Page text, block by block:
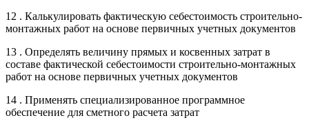
12 . Калькулировать фактическую себестоимость строительно-
монтажных работ на основе первичных учетных документов
13 . Определять величину прямых и косвенных затрат в
составе фактической себестоимости строительно-монтажных
работ на основе первичных учетных документов
14 . Применять специализированное программное
обеспечение для сметного расчета затрат